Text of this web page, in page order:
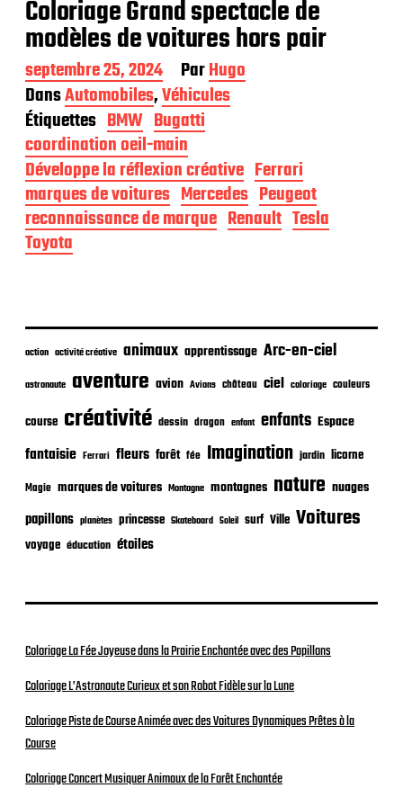
Coloriage Grand spectacle de
modèles de voitures hors pair
D
a
t
e
d
e
p
u
b
l
i
i
n
septembre 25, 2024 ParHugo
DansAutomobiles,Véhicules
Étiquettes BMW Bugatti
coordination oeil-main
Développe la réflexion créative Ferrari
marques de voitures Mercedes Peugeot
reconnaissance de marque Renault Tesla
Toyota
action activité créative animaux apprentissage Arc-en-ciel
astronaute aventure avion Avions château ciel coloriage couleurs
course créativité dessin dragon enfant enfants Espace
fantaisie Ferrari fleurs forêt fée Imagination jardin licorne
Magie marques de voitures Montagne montagnes nature nuages
papillons planètes princesse Skateboard Soleil surf Ville Voitures
voyage éducation étoiles
Coloriage La Fée Joyeuse dans la Prairie Enchantée avec des Papillons
Coloriage L’Astronaute Curieux et son Robot Fidèle sur la Lune
Coloriage Piste de Course Animée avec des Voitures Dynamiques Prêtes à la
Course
Coloriage Concert Musiquer Animaux de la Forêt Enchantée